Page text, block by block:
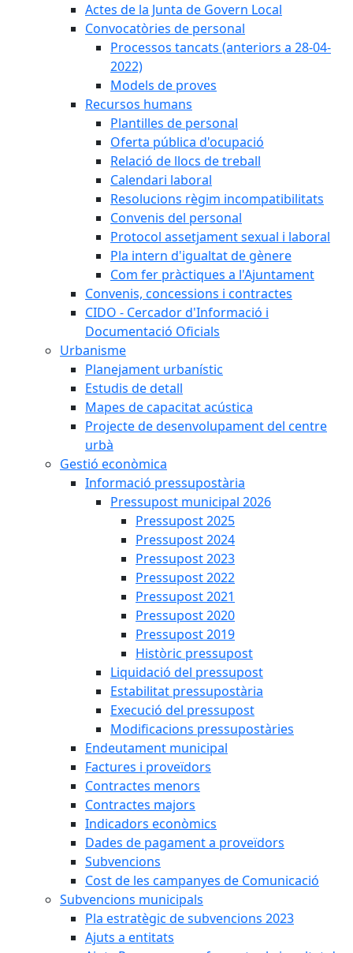
Actes de la Junta de Govern Local
Convocatòries de personal
Processos tancats (anteriors a 28-04-
2022)
Models de proves
Recursos humans
Plantilles de personal
Oferta pública d'ocupació
Relació de llocs de treball
Calendari laboral
Resolucions règim incompatibilitats
Convenis del personal
Protocol assetjament sexual i laboral
Pla intern d'igualtat de gènere
Com fer pràctiques a l'Ajuntament
Convenis, concessions i contractes
CIDO - Cercador d'Informació i
Documentació Oficials
Urbanisme
Planejament urbanístic
Estudis de detall
Mapes de capacitat acústica
Projecte de desenvolupament del centre
urbà
Gestió econòmica
Informació pressupostària
Pressupost municipal 2026
Pressupost 2025
Pressupost 2024
Pressupost 2023
Pressupost 2022
Pressupost 2021
Pressupost 2020
Pressupost 2019
Històric pressupost
Liquidació del pressupost
Estabilitat pressupostària
Execució del pressupost
Modificacions pressupostàries
Endeutament municipal
Factures i proveïdors
Contractes menors
Contractes majors
Indicadors econòmics
Dades de pagament a proveïdors
Subvencions
Cost de les campanyes de Comunicació
Subvencions municipals
Pla estratègic de subvencions 2023
Ajuts a entitats